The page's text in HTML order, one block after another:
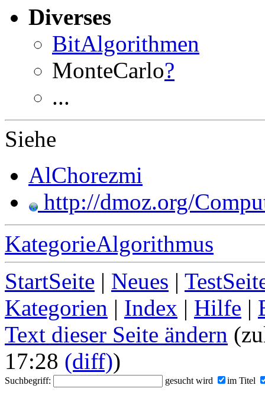
Diverses
BitAlgorithmen
MonteCarlo?
...
Siehe
AlChorezmi
http://dmoz.org/
KategorieAlgorithmus
StartSeite | Neues |
Kategorien | Index | Hilfe |
Text dieser Seite ändern
17:28 (diff))
Suchbegriff: gesucht wird im Titel